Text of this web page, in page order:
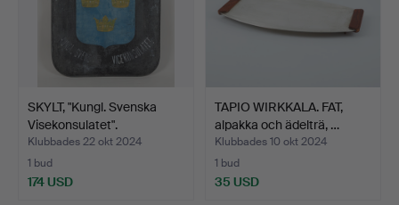
SKYLT, "Kungl. Svenska
Visekonsulatet".
Klubbades 22 okt 2024
1 bud
174 USD
TAPIO WIRKKALA. FAT,
alpakka och ädelträ, …
Klubbades 10 okt 2024
1 bud
35 USD